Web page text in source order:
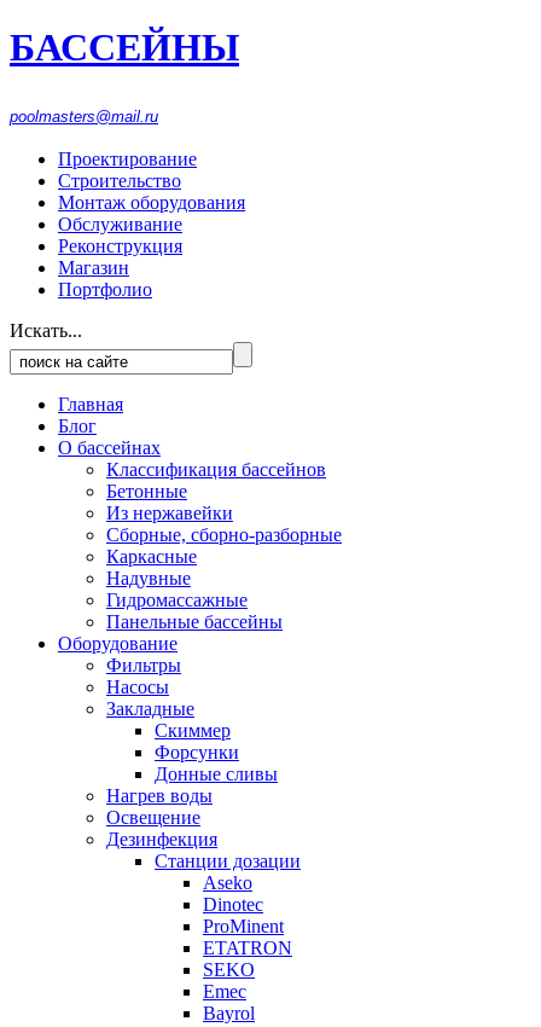
БАССЕЙНЫ
poolmasters@mail.ru
Проектирование
Строительство
Монтаж оборудования
Обслуживание
Реконструкция
Магазин
Портфолио
Искать...
Главная
Блог
О бассейнах
Классификация бассейнов
Бетонные
Из нержавейки
Сборные, сборно-разборные
Каркасные
Надувные
Гидромассажные
Панельные бассейны
Оборудование
Фильтры
Насосы
Закладные
Скиммер
Форсунки
Донные сливы
Нагрев воды
Освещение
Дезинфекция
Станции дозации
Aseko
Dinotec
ProMinent
ETATRON
SEKO
Emec
Bayrol